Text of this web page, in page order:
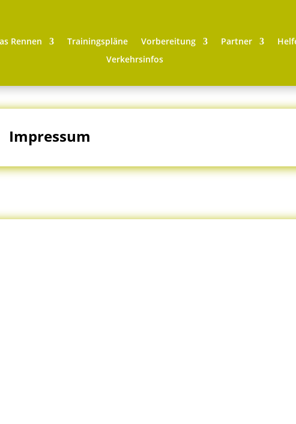
Rennen Trainingspläne Vorbereitung Partner
Verkehrsinfos
Impressum